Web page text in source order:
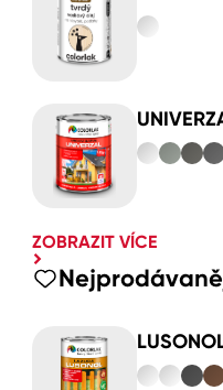
ZOBRAZIT VÍCE